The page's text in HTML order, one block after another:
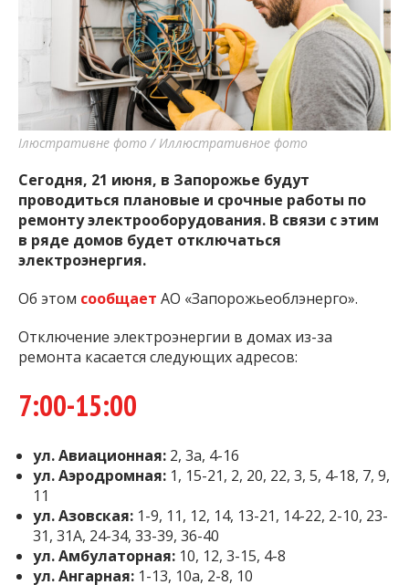
важную информацию о событиях
города Запорожья и области.
Ілюстративне фото / Иллюстративное фото
Сегодня, 21 июня, в Запорожье будут
проводиться плановые и срочные работы по
ремонту электрооборудования. В связи с этим
в ряде домов будет отключаться
электроэнергия.
Об этом сообщает АО «Запорожьеоблэнерго».
Отключение электроэнергии в домах из-за
ремонта касается следующих адресов:
7:00-15:00
ул. Авиационная: 2, 3а, 4-16
ул. Аэродромная: 1, 15-21, 2, 20, 22, 3, 5, 4-18, 7, 9,
11
ул. Азовская: 1-9, 11, 12, 14, 13-21, 14-22, 2-10, 23-
31, 31А, 24-34, 33-39, 36-40
ул. Амбулаторная: 10, 12, 3-15, 4-8
ул. Ангарная: 1-13, 10а, 2-8, 10